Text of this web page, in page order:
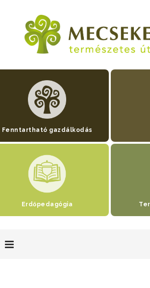
Fenntartható gazdálkodás
Erdőpedagógia